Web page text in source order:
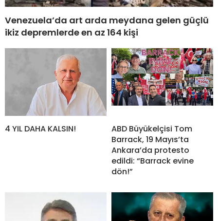
Venezuela’da art arda meydana gelen güçlü
ikiz depremlerde en az 164 kişi
4 YIL DAHA KALSIN!
ABD Büyükelçisi Tom
Barrack, 19 Mayıs’ta
Ankara’da protesto
edildi: “Barrack evine
dön!”